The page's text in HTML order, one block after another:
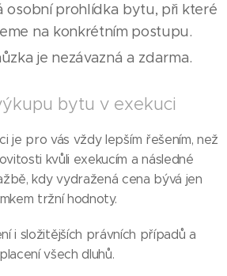
osobní prohlídka bytu, při které
na konkrétním postupu.
je nezávazná a zdarma.
bytu v exekuci
je pro vás vždy lepším řešením, než
kvůli exekucím a následné
kdy vydražená cena bývá jen
tržní hodnoty.
i složitějších právních případů a
všech dluhů.